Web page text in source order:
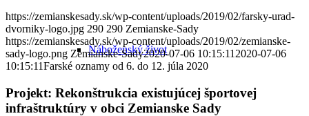
Náboženský život
https://zemianskesady.sk/wp-content/uploads/2019/02/farsky-urad-
dvorniky-logo.jpg 290 290 Zemianske-Sady
https://zemianskesady.sk/wp-content/uploads/2019/02/zemianske-
sady-logo.png Zemianske-Sady2020-07-06 10:15:11 2020-07-06
10:15:11Farské oznamy od 6. do 12. júla 2020
Projekt: Rekonštrukcia existujúcej športovej
infraštruktúry v obci Zemianske Sady